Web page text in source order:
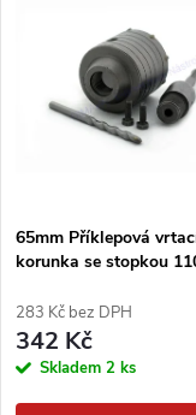
65mm Příklepová
korunka se stopkou
283 Kč bez DPH
342 Kč
Skladem 2 ks